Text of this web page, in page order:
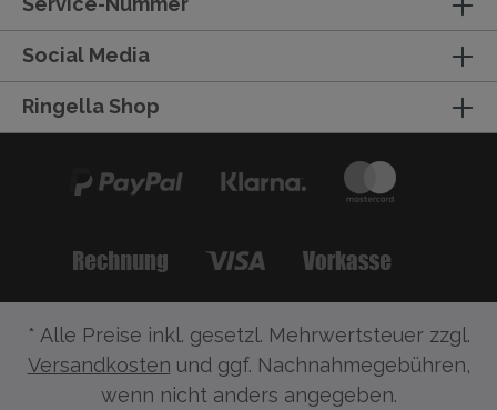
Social Media
Ringella Shop
* Alle Preise inkl. gesetzl. Mehrwertsteuer zzgl.
Versandkosten und ggf. Nachnahmegebühren,
wenn nicht anders angegeben.